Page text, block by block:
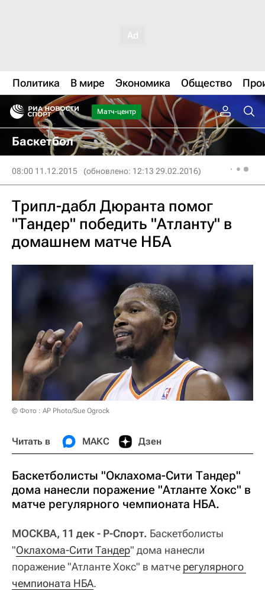
Политика В мире Экономика Общество
Матч-центр
Баскетбол
08:00 11.12.2015 (обновлено: 12:13 29.02.2016)
Трипл-дабл Дюранта помог
"Тандер" победить "Атланту" в
домашнем матче НБА
© Фото : AP Photo/Sue Ogrock
Читать в МАКС Дзен
Баскетболисты "Оклахома-Сити Тандер"
дома нанесли поражение "Атланте Хокс" в
матче регулярного чемпионата НБА.
МОСКВА, 11 дек - Р-Спорт. Баскетболисты
"Оклахома-Сити Тандер" дома нанесли
поражение "Атланте Хокс" в матче регулярного
чемпионата НБА.